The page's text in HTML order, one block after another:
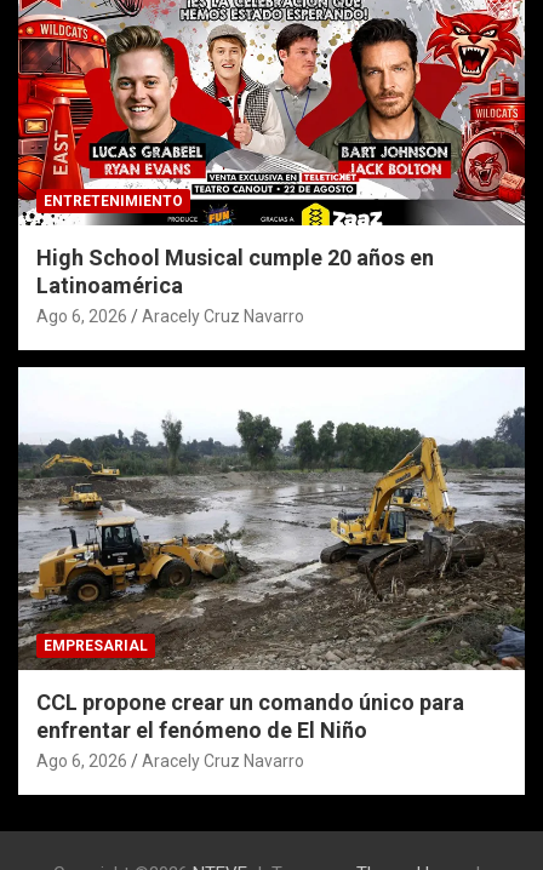
ENTRETENIMIENTO
High School Musical cumple 20 años en
Latinoamérica
Ago 6, 2026 Aracely Cruz Navarro
EMPRESARIAL
CCL propone crear un comando único para
enfrentar el fenómeno de El Niño
Ago 6, 2026 Aracely Cruz Navarro